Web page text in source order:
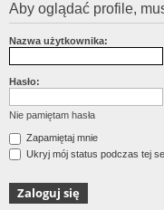
Aby oglądać profile,
Nazwa użytkownika:
Hasło:
Nie pamiętam hasła
Zapamiętaj mnie
Ukryj mój status podczas tej